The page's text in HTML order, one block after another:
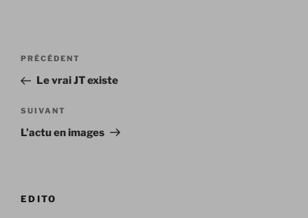
Navigation
l’article
Article
précédent
PRÉCÉDENT
Le vrai JT existe
Article
suivant
SUIVANT
L’actu en images
EDITO